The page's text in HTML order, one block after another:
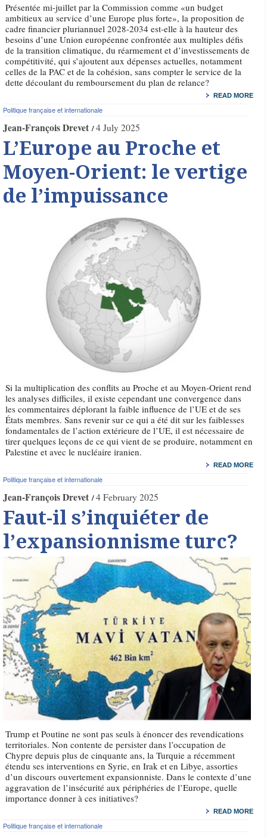
Présentée mi-juillet par la Commission comme «un budget
ambitieux au service d’une Europe plus forte», la proposition de
cadre financier pluriannuel 2028-2034 est-elle à la hauteur des
besoins d’une Union européenne confrontée aux multiples défis
de la transition climatique, du réarmement et d’investissements de
compétitivité, qui s’ajoutent aux dépenses actuelles, notamment
celles de la PAC et de la cohésion, sans compter le service de la
dette découlant du remboursement du plan de relance?
READ MORE
Politique française et internationale
Jean-François Drevet 4 July 2025
L’Europe au Proche et
Moyen-Orient: le vertige
de l’impuissance
Si la multiplication des conflits au Proche et au Moyen-Orient rend
les analyses difficiles, il existe cependant une convergence dans
les commentaires déplorant la faible influence de l’UE et de ses
États membres. Sans revenir sur ce qui a été dit sur les faiblesses
fondamentales de l’action extérieure de l’UE, il est nécessaire de
tirer quelques leçons de ce qui vient de se produire, notamment en
Palestine et avec le nucléaire iranien.
READ MORE
Politique française et internationale
Jean-François Drevet 4 February 2025
Faut-il s’inquiéter de
l’expansionnisme turc?
Trump et Poutine ne sont pas seuls à énoncer des revendications
territoriales. Non contente de persister dans l’occupation de
Chypre depuis plus de cinquante ans, la Turquie a récemment
étendu ses interventions en Syrie, en Irak et en Libye, assorties
d’un discours ouvertement expansionniste. Dans le contexte d’une
aggravation de l’insécurité aux périphéries de l’Europe, quelle
importance donner à ces initiatives?
READ MORE
Politique française et internationale